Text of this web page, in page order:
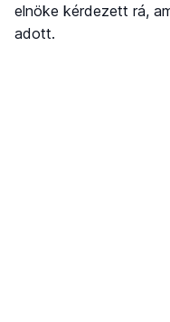
elnöke kérdezett rá,
adott.